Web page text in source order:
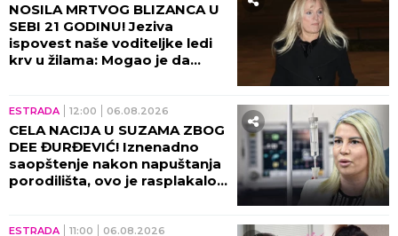
NOSILA MRTVOG BLIZANCA U
SEBI 21 GODINU! Jeziva
ispovest naše voditeljke ledi
krv u žilama: Mogao je da
ESTRADA 12:00 06.08.2026
CELA NACIJA U SUZAMA ZBOG
DEE ĐURĐEVIĆ! Iznenadno
saopštenje nakon napuštanja
porodilišta, ovo je rasplakalo
ESTRADA 11:00 06.08.2026